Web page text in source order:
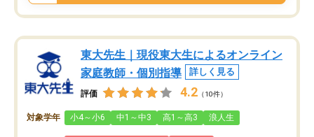
東大先生｜現役東大生によるオンライン
家庭教師・個別指導
詳しく見る
評価 4.2 （10件）
対象学年 小4～小6 中1～中3 高1～高3 浪人生